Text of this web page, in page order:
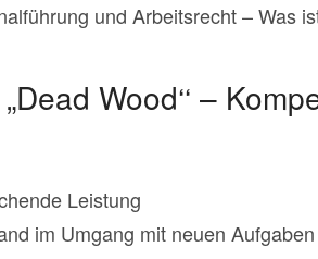
und Arbeitsrecht – Was
„Dead Wood‘‘ –
Leistung
im Umgang mit neuen Aufgaben